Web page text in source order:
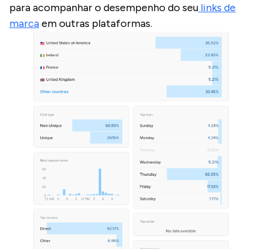
para acompanhar o desempenho do seu links de
marcaem outras plataformas.